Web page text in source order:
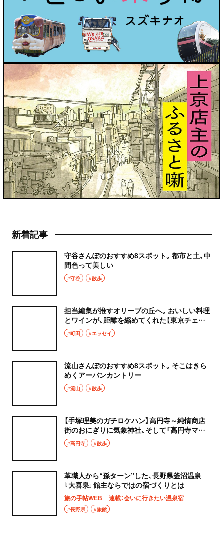
新着記事
守谷さんぽのおすすめ8スポット。都市と土、中
間色って美しい
#守谷 #散歩
担当編集が推すオリーブの丘へ。おいしい料理
とワインが、距離を縮めてくれた【東京チェン
飯diary】
#町田 #エッセイ
流山さんぽのおすすめ8スポット。そこはきら
めくアーバンカントリー
#流山 #散歩
【手塚理美のガチロケハン】高円寺～純情商店
街のおにぎりに気象神社、そして「高円寺マシ
タ」へ！
#高円寺 #散歩
革職人から“孫ターン”した、長野県釜沼温泉
『大喜泉』館主ならではの宿づくりとは
旅の手帖WEB 連載：会いに行きたい温泉宿
#長野県 #旅館